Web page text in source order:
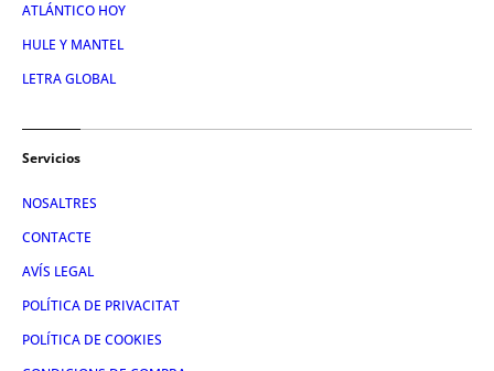
ATLÁNTICO HOY
HULE Y MANTEL
LETRA GLOBAL
Servicios
NOSALTRES
CONTACTE
AVÍS LEGAL
POLÍTICA DE PRIVACITAT
POLÍTICA DE COOKIES